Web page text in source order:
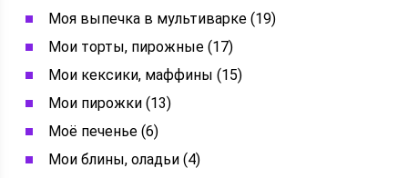
Моя выпечка в мультиварке (19)
Мои торты, пирожные (17)
Мои кексики, маффины (15)
Мои пирожки (13)
Моё печенье (6)
Мои блины, оладьи (4)